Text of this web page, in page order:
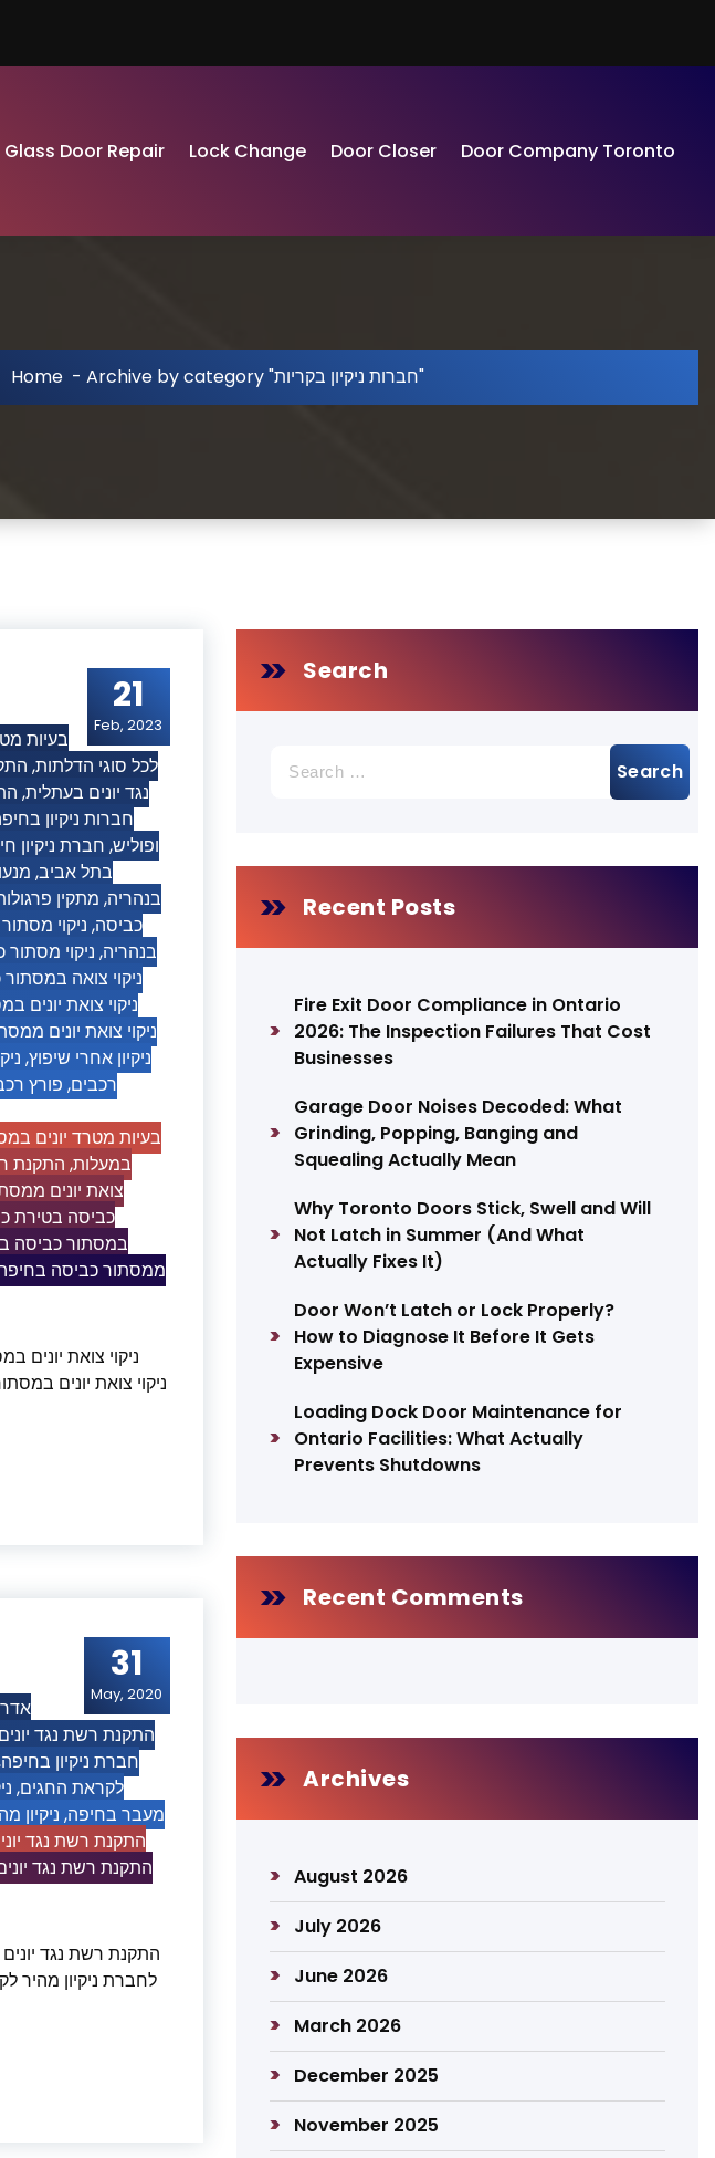
Glass Door Repair Lock Change Door Closer Door Company Toronto
Home - Archive by category "חברות ניקיון בקריות"
21
Feb, 2023
בעיות
לכל סוגי הדלתות,
נגד יונים בעתלית,
חברות ניקיון
ופוליש, חברת ניקיון
בתל אביב,
בנהריה, מתקין
כביסה, ניקוי
בנהריה, ניקוי
ניקוי צואה
ניקוי צואת יונים
ניקוי צואת יונים
ניקיון אחרי שיפוץ,
רכבים, פורץ
בעיות מטרד יונים
במעלות, התקנת
צואת יונים
כביסה בטירת
במסתור כביסה
ממסתור כביסה
31
May, 2020
אדר
התקנת רשת נגד
חברת ניקיון בחיפה
לקראת החגים,
מעבר בחיפה, ניקיון
התקנת רשת נגד
התקנת רשת נגד
התקנת רשת נגד
Search
for:
Recent Posts
Fire Exit Door Compliance in Ontario
2026: The Inspection Failures That Cost
Businesses
Garage Door Noises Decoded: What
Grinding, Popping, Banging and
Squealing Actually Mean
Why Toronto Doors Stick, Swell and Will
Not Latch in Summer (And What
Actually Fixes It)
Door Won’t Latch or Lock Properly?
How to Diagnose It Before It Gets
Expensive
Loading Dock Door Maintenance for
Ontario Facilities: What Actually
Prevents Shutdowns
Recent Comments
Archives
August 2026
July 2026
June 2026
March 2026
December 2025
November 2025